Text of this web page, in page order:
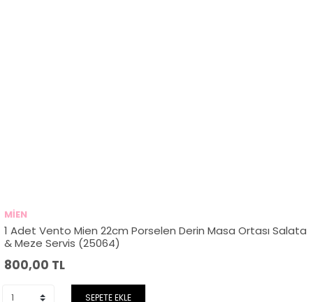
MİEN
1 Adet Vento Mien 22cm Porselen Derin Masa Ortası Salata
& Meze Servis (25064)
800,00 TL
SEPETE EKLE